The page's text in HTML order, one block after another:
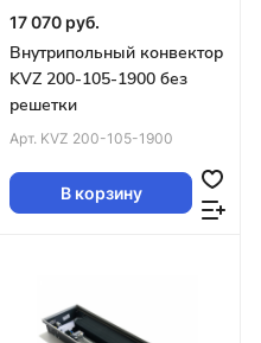
17 070 руб.
Внутрипольный конвектор
KVZ 200-105-1900 без
решетки
Арт. KVZ 200-105-1900
В корзину